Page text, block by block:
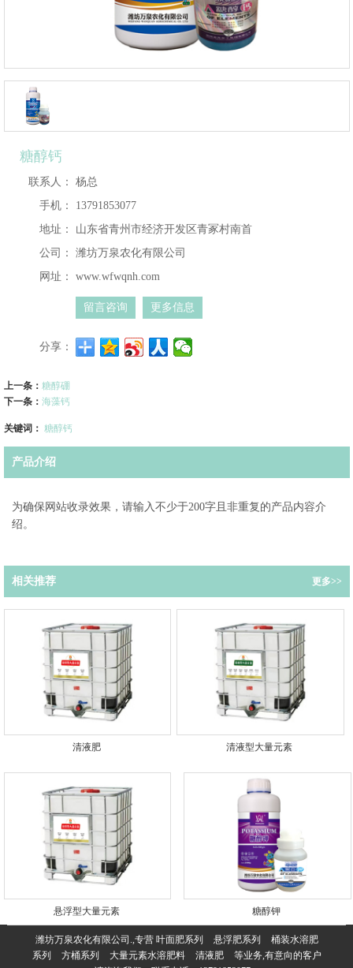
糖醇钙
联系人：
杨总
手机：
13791853077
地址：
山东省青州市经济开发区青冢村南首
公司：
潍坊万泉农化有限公司
网址：
www.wfwqnh.com
留言咨询 更多信息
分享：
上一条： 糖醇硼
下一条： 海藻钙
关键词： 糖醇钙
产品介绍
为确保网站收录效果，请输入不少于200字且非重复的产品内容介
绍。
相关推荐 更多>>
清液肥 清液型大量元素
悬浮型大量元素 糖醇钾
潍坊万泉农化有限公司.,专营 叶面肥系列 悬浮肥系列
桶装水溶肥
系列
方桶系列 大量元素水溶肥料 清液肥
等业务,有意向的客户